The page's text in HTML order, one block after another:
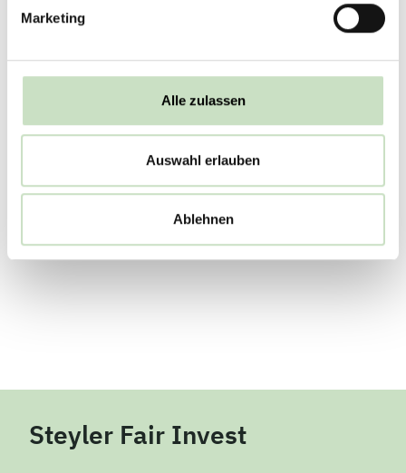
Marketing
Alle zulassen
Auswahl erlauben
Ablehnen
Steyler Fair Invest